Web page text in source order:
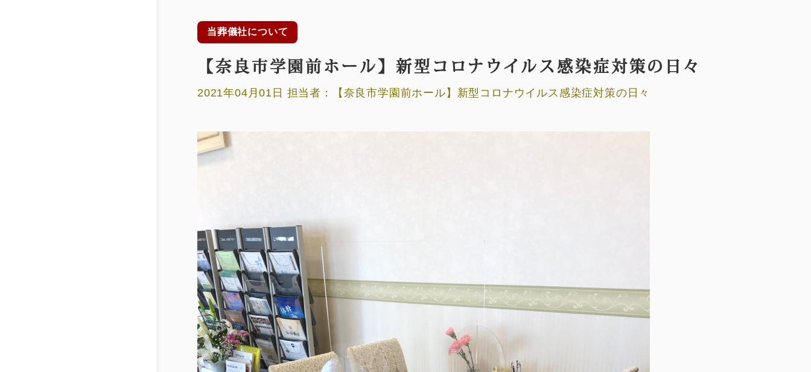
当葬儀社について
【奈良市学園前ホール】新型コロナウイルス感染症対策の日々
2021年04月01日 担当者：【奈良市学園前ホール】新型コロナウイルス感染症対策の日々